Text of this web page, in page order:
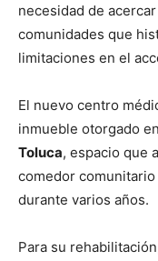
necesidad de
comunidades que
limitaciones en el
El nuevo centro
inmueble otorgado
Toluca, espacio que
comedor
durante varios años.
Para su